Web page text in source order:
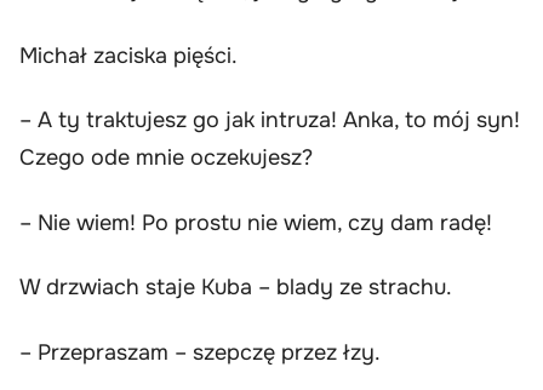
Michał zaciska pięści.
– A ty traktujesz go jak intruza! Anka, to mój syn!
Czego ode mnie oczekujesz?
– Nie wiem! Po prostu nie wiem, czy dam radę!
W drzwiach staje Kuba – blady ze strachu.
– Przepraszam – szepczę przez łzy.